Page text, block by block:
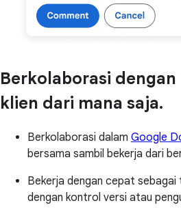
Berkolaborasi
klien dari mana saja.
Berkolaborasi dalam Google
bersama sambil bekerja dari
Bekerja dengan cepat
dengan kontrol versi atau